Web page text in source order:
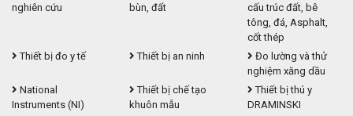
nghiên cứu
bùn, đất
cấu trúc đất, bê
tông, đá, Asphalt,
cốt thép
Thiết bị đo y tế
Thiết bị an ninh
Đo lường và thử
nghiệm xăng dầu
National
Instruments (NI)
Thiết bị chế tạo
khuôn mẫu
Thiết bị thú y
DRAMINSKI